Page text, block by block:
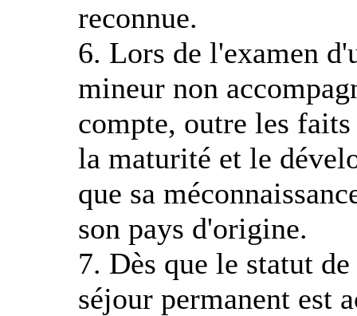
reconnue.
6. Lors de l'examen
mineur non
compte, outre les
la maturité et le
que sa
son pays d'origine.
7. Dès que le statut
séjour permanent est